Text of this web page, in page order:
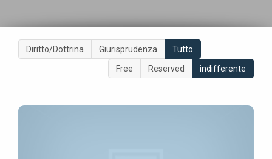
Diritto/Dottrina Giurisprudenza
Tutto
Free
Reserved indifferente